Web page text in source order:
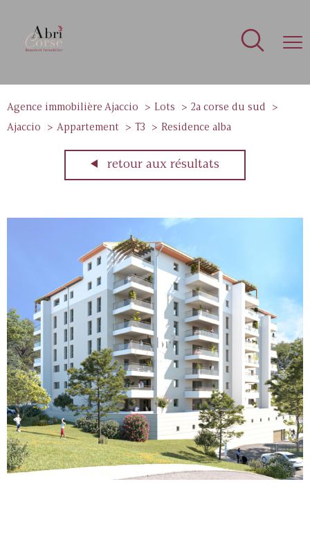
Agence immobilière Ajaccio Lots
2a corse du sud
Ajaccio
Appartement T3 Residence alba
retour aux résultats